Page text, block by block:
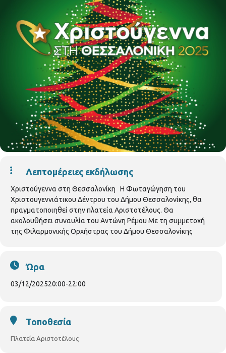
Λεπτομέρειες εκδήλωσης
Χριστούγεννα στη Θεσσαλονίκη Η Φωταγώγηση του
Χριστουγεννιάτικου Δέντρου του Δήμου Θεσσαλονίκης, θα
πραγματοποιηθεί στην πλατεία Αριστοτέλους. Θα
ακολουθήσει συναυλία του Αντώνη Ρέμου Με τη συμμετοχή
της Φιλαρμονικής Ορχήστρας του Δήμου Θεσσαλονίκης
Ώρα
03/12/202520:00-22:00
Τοποθεσία
Πλατεία Αριστοτέλους